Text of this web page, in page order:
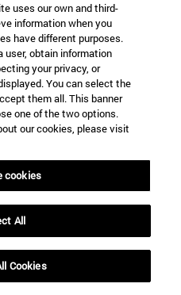
la corrupción en Paraguay
narcotráfico, en enero de
de un penal de Pedro
en su mayoría miembros de
Primer Comando Capital
por la connivencia de
la impunidad con que
actúan.
de cultivo
y Guatemala,
de paso
uses our own and third-
information when you
have different purposes.
user, obtain information
your privacy, or
You can select the
them all. This banner
one of the two options.
our cookies, please visit
cookies
All
Cookies